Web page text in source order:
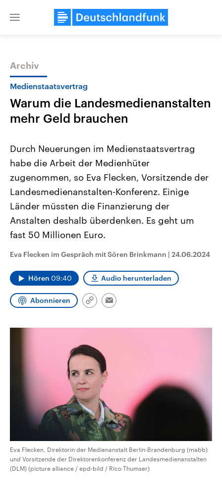
Close
Themen
Landtagswahl Sachsen-Anhalt
2026
Alle Informationen
Sachsen-Anhalt wählt am 6.
September 2026 einen neuen
Landtag. Seit 2021 wird das
Bundesland von einer Koalition aus
Umfragen, Prognosen,
und Hintergründe zu den Parteien
und Kandidaten der anstehenden
USA
Aktuelle Beiträge,
Hintergründe
Wirtschaftlich und
gehören die Vereinigten
den mächtigsten Ländern
mit großem Einfluss auf
aktuelle Weltgeschehen.
Sendungen Programm Podcasts
Audio-Archiv
Archiv
Medienstaatsvertrag
Warum die Landesmedienanstalten
mehr Geld brauchen
Durch Neuerungen im Medienstaatsvertrag
habe die Arbeit der Medienhüter
zugenommen, so Eva Flecken, Vorsitzende der
Landesmedienanstalten-Konferenz. Einige
Länder müssten die Finanzierung der
Anstalten deshalb überdenken. Es geht um
fast 50 Millionen Euro.
Eva Flecken im Gespräch mit Sören Brinkmann | 24.06.2024
Hören 09:40 Audio herunterladen
Abonnieren
Link
Email
Eva Flecken, Direktorin der Medienanstalt Berlin-Brandenburg (mabb)
und Vorsitzende der Direktorenkonferenz der Landesmedienanstalten
(DLM) (picture alliance / epd-bild / Rico Thumser)